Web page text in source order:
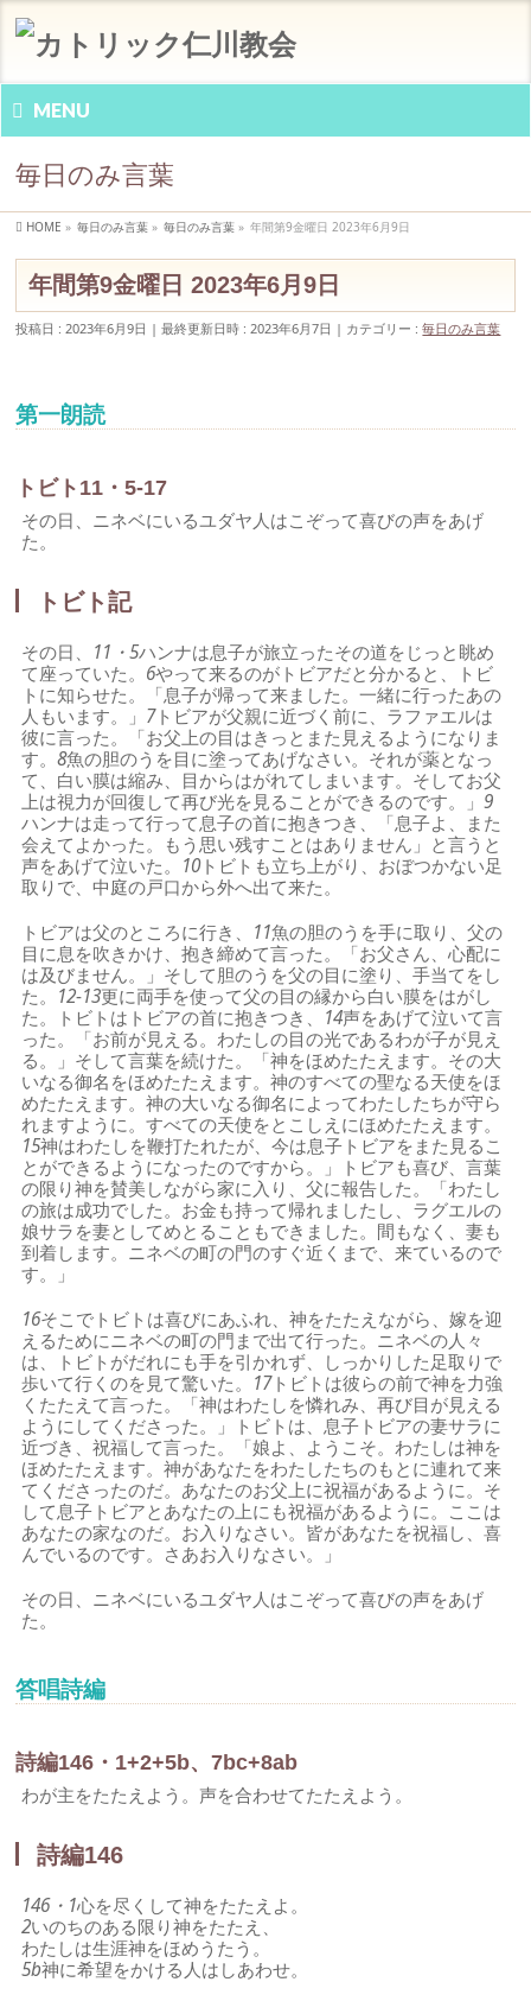
MENU
毎日のみ言葉
HOME » 毎日のみ言葉 » 毎日のみ言葉 » 年間第9金曜日 2023年6月9日
年間第9金曜日 2023年6月9日
投稿日 : 2023年6月9日 最終更新日時 : 2023年6月7日 カテゴリー :毎日のみ言葉
第一朗読
トビト11・5-17
その日、ニネベにいるユダヤ人はこぞって喜びの声をあげ
た。
トビト記
その日、 11・5ハンナは息子が旅立ったその道をじっと眺め
て座っていた。 6やって来るのがトビアだと分かると、トビ
トに知らせた。「息子が帰って来ました。一緒に行ったあの
人もいます。」 7トビアが父親に近づく前に、ラファエルは
彼に言った。「お父上の目はきっとまた見えるようになりま
す。8魚の胆のうを目に塗ってあげなさい。それが薬となっ
て、白い膜は縮み、目からはがれてしまいます。そしてお父
上は視力が回復して再び光を見ることができるのです。」9
ハンナは走って行って息子の首に抱きつき、「息子よ、また
会えてよかった。もう思い残すことはありません」と言うと
声をあげて泣いた。 10トビトも立ち上がり、おぼつかない足
取りで、中庭の戸口から外へ出て来た。
トビアは父のところに行き、 11魚の胆のうを手に取り、父の
目に息を吹きかけ、抱き締めて言った。「お父さん、心配に
は及びません。」そして胆のうを父の目に塗り、手当てをし
た。 12‐13更に両手を使って父の目の縁から白い膜をはがし
た。トビトはトビアの首に抱きつき、 14声をあげて泣いて言
った。「お前が見える。わたしの目の光であるわが子が見え
る。」そして言葉を続けた。「神をほめたたえます。その大
いなる御名をほめたたえます。神のすべての聖なる天使をほ
めたたえます。神の大いなる御名によってわたしたちが守ら
れますように。すべての天使をとこしえにほめたたえます。
15神はわたしを鞭打たれたが、今は息子トビアをまた見るこ
とができるようになったのですから。」トビアも喜び、言葉
の限り神を賛美しながら家に入り、父に報告した。「わたし
の旅は成功でした。お金も持って帰れましたし、ラグエルの
娘サラを妻としてめとることもできました。間もなく、妻も
到着します。ニネベの町の門のすぐ近くまで、来ているので
す。」
16そこでトビトは喜びにあふれ、神をたたえながら、嫁を迎
えるためにニネベの町の門まで出て行った。ニネベの人々
は、トビトがだれにも手を引かれず、しっかりした足取りで
歩いて行くのを見て驚いた。 17トビトは彼らの前で神を力強
くたたえて言った。「神はわたしを憐れみ、再び目が見える
ようにしてくださった。」トビトは、息子トビアの妻サラに
近づき、祝福して言った。「娘よ、ようこそ。わたしは神を
ほめたたえます。神があなたをわたしたちのもとに連れて来
てくださったのだ。あなたのお父上に祝福があるように。そ
して息子トビアとあなたの上にも祝福があるように。ここは
あなたの家なのだ。お入りなさい。皆があなたを祝福し、喜
んでいるのです。さあお入りなさい。」
その日、ニネベにいるユダヤ人はこぞって喜びの声をあげ
た。
答唱詩編
詩編146・1+2+5b、7bc+8ab
わが主をたたえよう。声を合わせてたたえよう。
詩編146
146・1心を尽くして神をたたえよ。
2いのちのある限り神をたたえ、
わたしは生涯神をほめうたう。
5b神に希望をかける人はしあわせ。